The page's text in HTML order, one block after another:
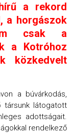
a rekord
a horgászok
csak a
a Kotróhoz
közkedvelt
a búvárkodás,
társunk látogatott
adottságait.
rendelkező